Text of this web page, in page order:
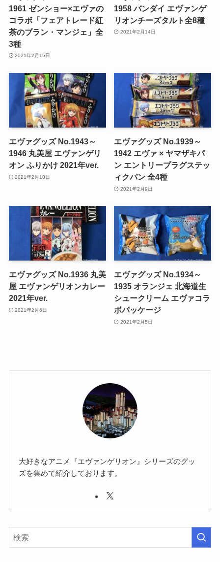
1961 ゼンショー×エヴァの
コラボ「フェアトレード紅
茶のブラン・マンジェ」全
3種
2021年2月15日
1958 バンダイ エヴァンゲ
リオンチーズタルト全8種
2021年2月14日
エヴァグッズ No.1943～
1946 丸美屋 エヴァンゲリ
オン ふりかけ 2021年ver.
2021年2月10日
エヴァグッズ No.1939～
1942 エヴァ × ヤマザキパ
ン エントリープラグステッ
ィクパン 全4種
2021年2月9日
エヴァグッズ No.1936 丸美
屋 エヴァンゲリオンカレー
2021年ver.
2021年2月6日
エヴァグッズ No.1934～
1935 オランジェ 北海道生
シュークリーム エヴァコラ
ボパッケージ
2021年2月5日
大好きなアニメ『エヴァンゲリオン』シリーズのグッ
ズを集めて紹介しております。